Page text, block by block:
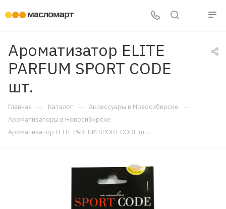
Ароматизатор ELITE
PARFUM SPORT CODE
шт.
Главная — Каталог — Аксессуары в Новосибирске —
Ароматизаторы в Новосибирске —
Ароматизатор ELITE PARFUM SPORT CODE шт.